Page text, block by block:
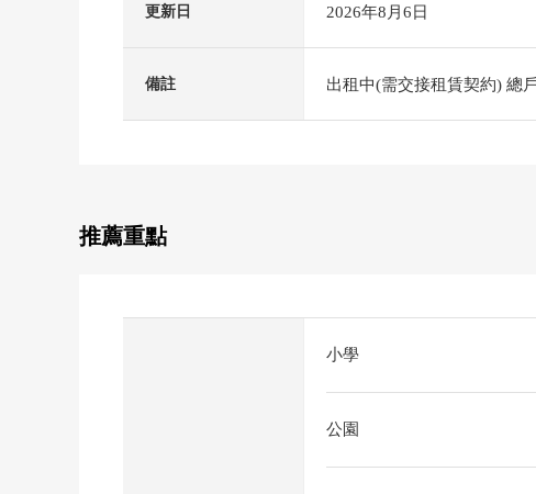
更新日 2026年8月6日
備註 出租中(需交接租賃契約) 總
推薦重點
小學
公園